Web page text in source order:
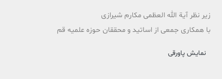
زیر نظر آية الله العظمى مكارم شيرازى
با همکاری جمعی از اساتید و محققان حوزه علمیه قم
نمایش پاورقی